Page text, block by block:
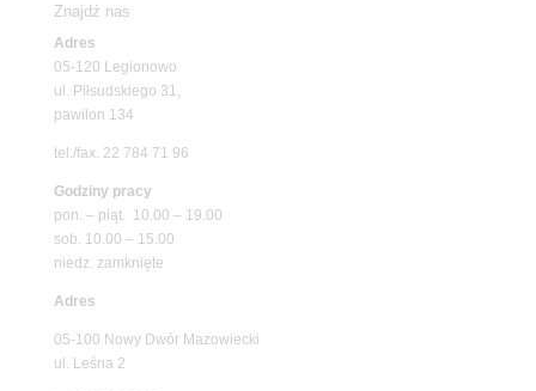
Znajdź nas
Adres
05-120 Legionowo
ul. Piłsudskiego 31,
pawilon 134
tel./fax. 22 784 71 96
Godziny pracy
pon. – piąt. 10.00 – 19.00
sob. 10.00 – 15.00
niedz. zamknięte
Adres
05-100 Nowy Dwór Mazowiecki
ul. Leśna 2